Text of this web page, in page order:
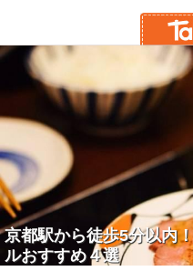
京都駅から徒歩5分以内
ルおすすめ４選